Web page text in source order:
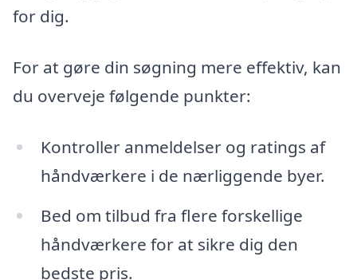
for dig.
For at gøre din søgning mere effektiv, kan
du overveje følgende punkter:
Kontroller anmeldelser og ratings af
håndværkere i de nærliggende byer.
Bed om tilbud fra flere forskellige
håndværkere for at sikre dig den
bedste pris.